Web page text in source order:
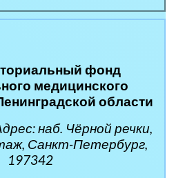
фонд
медицинского
области
наб. Чёрной речки,
Санкт-Петербург,
197342